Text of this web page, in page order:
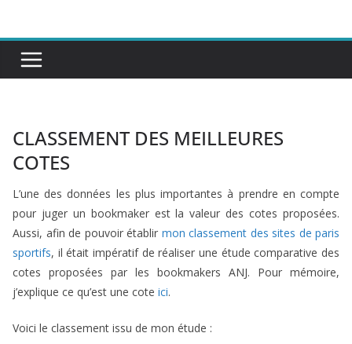
contenu
CLASSEMENT DES MEILLEURES
COTES
L’une des données les plus importantes à prendre en compte
pour juger un bookmaker est la valeur des cotes proposées.
Aussi, afin de pouvoir établir mon classement des sites de paris
sportifs, il était impératif de réaliser une étude comparative des
cotes proposées par les bookmakers ANJ. Pour mémoire,
j’explique ce qu’est une cote ici.
Voici le classement issu de mon étude :